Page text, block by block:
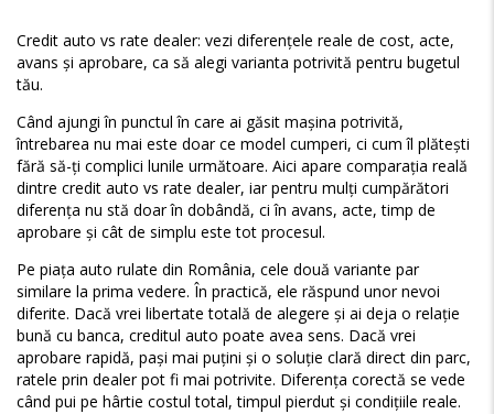
Credit auto vs rate dealer: vezi diferențele reale de cost, acte,
avans și aprobare, ca să alegi varianta potrivită pentru bugetul
tău.
Când ajungi în punctul în care ai găsit mașina potrivită,
întrebarea nu mai este doar ce model cumperi, ci cum îl plătești
fără să-ți complici lunile următoare. Aici apare comparația reală
dintre credit auto vs rate dealer, iar pentru mulți cumpărători
diferența nu stă doar în dobândă, ci în avans, acte, timp de
aprobare și cât de simplu este tot procesul.
Pe piața auto rulate din România, cele două variante par
similare la prima vedere. În practică, ele răspund unor nevoi
diferite. Dacă vrei libertate totală de alegere și ai deja o relație
bună cu banca, creditul auto poate avea sens. Dacă vrei
aprobare rapidă, pași mai puțini și o soluție clară direct din parc,
ratele prin dealer pot fi mai potrivite. Diferența corectă se vede
când pui pe hârtie costul total, timpul pierdut și condițiile reale.